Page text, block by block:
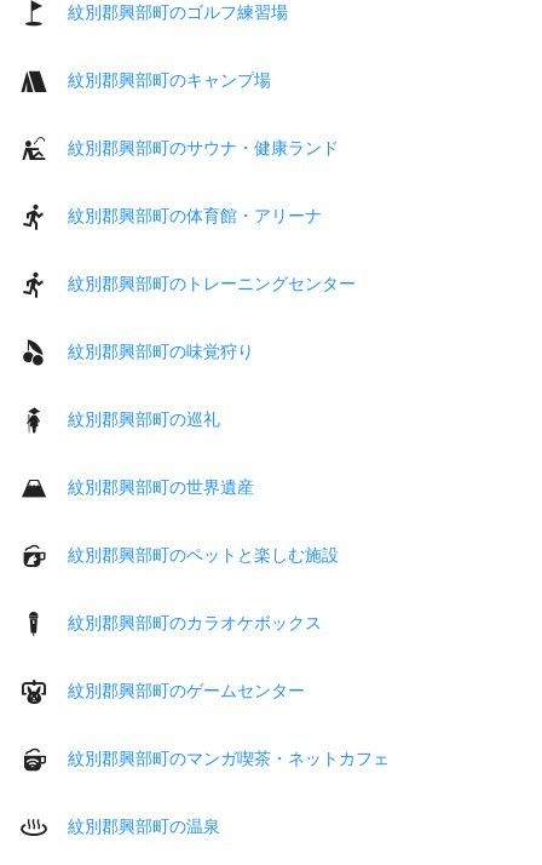
紋別郡興部町のゴルフ練習場
紋別郡興部町のキャンプ場
紋別郡興部町のサウナ・健康ランド
紋別郡興部町の体育館・アリーナ
紋別郡興部町のトレーニングセンター
紋別郡興部町の味覚狩り
紋別郡興部町の巡礼
紋別郡興部町の世界遺産
紋別郡興部町のペットと楽しむ施設
紋別郡興部町のカラオケボックス
紋別郡興部町のゲームセンター
紋別郡興部町のマンガ喫茶・ネットカフェ
紋別郡興部町の温泉